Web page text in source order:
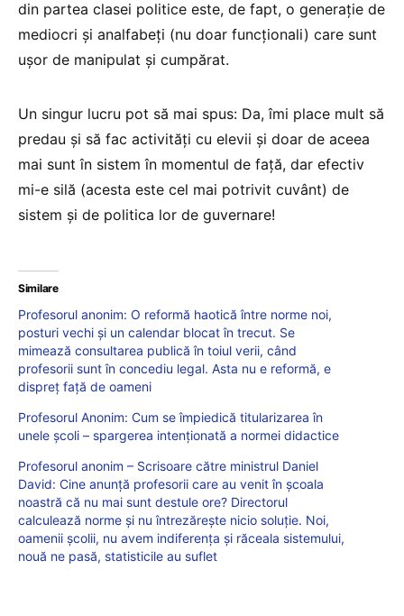
din partea clasei politice este, de fapt, o generație de
mediocri și analfabeți (nu doar funcționali) care sunt
ușor de manipulat și cumpărat.
Un singur lucru pot să mai spus: Da, îmi place mult să
predau și să fac activități cu elevii și doar de aceea
mai sunt în sistem în momentul de față, dar efectiv
mi-e silă (acesta este cel mai potrivit cuvânt) de
sistem și de politica lor de guvernare!
Similare
Profesorul anonim: O reformă haotică între norme noi,
posturi vechi și un calendar blocat în trecut. Se
mimează consultarea publică în toiul verii, când
profesorii sunt în concediu legal. Asta nu e reformă, e
dispreț față de oameni
Profesorul Anonim: Cum se împiedică titularizarea în
unele școli – spargerea intenționată a normei didactice
Profesorul anonim – Scrisoare către ministrul Daniel
David: Cine anunță profesorii care au venit în școala
noastră că nu mai sunt destule ore? Directorul
calculează norme și nu întrezărește nicio soluție. Noi,
oamenii școlii, nu avem indiferența și răceala sistemului,
nouă ne pasă, statisticile au suflet